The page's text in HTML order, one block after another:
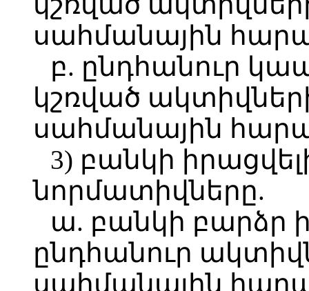
սահմանային
բ. ընդհանուր
կշռված
սահմանային
3) բանկի
նորմատիվները.
ա. բանկի բարձր
ընդհանուր
սահմանային